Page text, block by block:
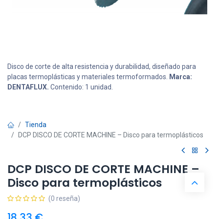
Disco de corte de alta resistencia y durabilidad, diseñado para
placas termoplásticas y materiales termoformados.
Marca:
DENTAFLUX. Contenido: 1 unidad.
Tienda
DCP DISCO DE CORTE MACHINE – Disco para termoplásticos
DCP DISCO DE CORTE MACHINE –
Disco para termoplásticos
(0 reseña)